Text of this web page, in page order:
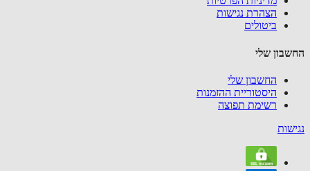
הצהרת נגישות
ביטולים
שלי
החשבון שלי
היסטוריית ההזמנות
רשימת תפוצה